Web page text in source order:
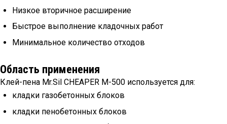
Низкое вторичное расширение
Быстрое выполнение кладочных работ
Минимальное количество отходов
Область применения
Клей-пена Mr.Sil CHEAPER M-500 используется для:
кладки газобетонных блоков
кладки пенобетонных блоков